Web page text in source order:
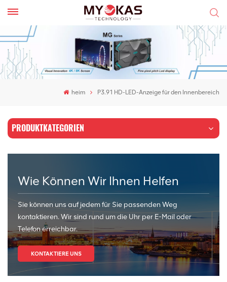
heim P3.91 HD-LED-Anzeige für den Innenbereich
PRODUKTKATEGORIEN
Wie Können Wir Ihnen Helfen
Sie können uns auf jedem für Sie passenden Weg
kontaktieren. Wir sind rund um die Uhr per E-Mail oder
Telefon erreichbar.
KONTAKTIERE UNS